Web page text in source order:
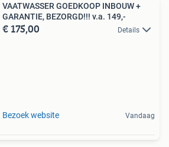
VAATWASSER GOEDKOOP INBOUW +
GARANTIE, BEZORGD!!! v.a. 149,-
€ 175,00 Details
Bezoek website Vandaag